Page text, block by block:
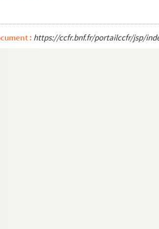
diocèse de Besançon
: https://ccfr.bnf.fr/portailccfr/jsp/